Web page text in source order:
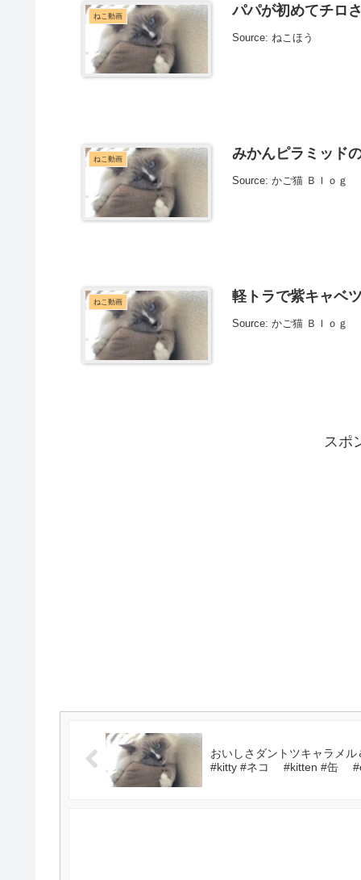
ねこ動画 パパが初めてチロ
Source: ねこほう
ねこ動画 みかんピラミッ
Source: かご猫 Ｂｌｏｇ
ねこ動画 軽トラで紫キャベ
Source: かご猫 Ｂｌｏｇ
スポ
おいしさダントツキャラ
#kitty #ネコ #kitten #